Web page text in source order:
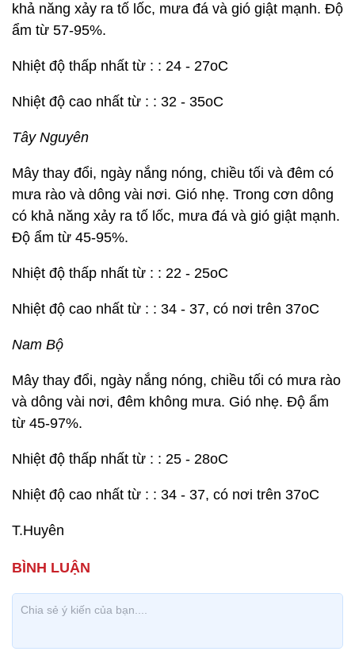
khả năng xảy ra tố lốc, mưa đá và gió giật mạnh. Độ
ẩm từ 57-95%.
Nhiệt độ thấp nhất từ : : 24 - 27oC
Nhiệt độ cao nhất từ : : 32 - 35oC
Tây Nguyên
Mây thay đổi, ngày nắng nóng, chiều tối và đêm có
mưa rào và dông vài nơi. Gió nhẹ. Trong cơn dông
có khả năng xảy ra tố lốc, mưa đá và gió giật mạnh.
Độ ẩm từ 45-95%.
Nhiệt độ thấp nhất từ : : 22 - 25oC
Nhiệt độ cao nhất từ : : 34 - 37, có nơi trên 37oC
Nam Bộ
Mây thay đổi, ngày nắng nóng, chiều tối có mưa rào
và dông vài nơi, đêm không mưa. Gió nhẹ. Độ ẩm
từ 45-97%.
Nhiệt độ thấp nhất từ : : 25 - 28oC
Nhiệt độ cao nhất từ : : 34 - 37, có nơi trên 37oC
T.Huyên